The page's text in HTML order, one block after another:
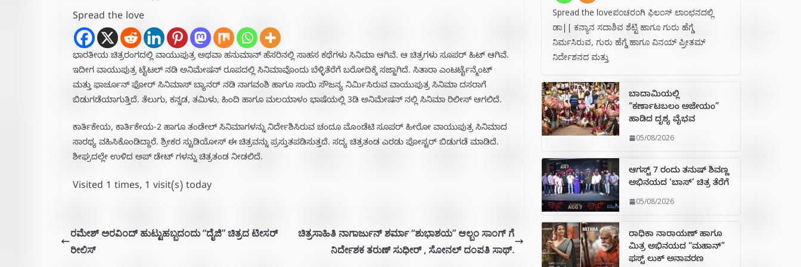
Spread the love
ಭಾರತೀಯ ಚಿತ್ರರಂಗದಲ್ಲಿ ವಾಯುಪುತ್ರ ಅಥವಾ ಹನುಮಾನ್ ಹೆಸರಿನಲ್ಲಿ ಸಾಹಸ ಕಥೆಗಳು ಸಿನಿಮಾ ಆಗಿವೆ. ಆ ಚಿತ್ರಗಳು ಸೂಪರ್ ಹಿಟ್ ಆಗಿವೆ.
ಇದೀಗ ವಾಯುಪುತ್ರ ಟೈಟಲ್ ನಡಿ ಅನಿಮೇಷನ್‌ ರೂಪದಲ್ಲಿ ಸಿನಿಮಾವೊಂದು ಬೆಳ್ಳಿತೆರೆಗೆ ಬರೋದಿಕ್ಕೆ ಸಜ್ಜಾಗಿದೆ. ಸಿತಾರಾ ಎಂಟರ್ಟೈನ್ಮೆಂಟ್
ಮತ್ತು ಫಾರ್ಚೂನ್ ಫೋರ್ ಸಿನಿಮಾಸ್ ಬ್ಯಾನರ್ ನಡಿ ನಾಗವಂಶಿ ಹಾಗೂ ಸಾಯಿ ಸೌಜನ್ಯ ನಿರ್ಮಿಸಿರುವ ವಾಯುಪುತ್ರ ಸಿನಿಮಾ ದಸರಾಗೆ
ಬಿಡುಗಡೆಯಾಗುತ್ತಿದೆ. ತೆಲುಗು, ಕನ್ನಡ, ತಮಿಳು, ಹಿಂದಿ ಹಾಗೂ ಮಲಯಾಳಂ ಭಾಷೆಯಲ್ಲಿ 3ಡಿ ಅನಿಮೇಷನ್‌ ನಲ್ಲಿ ಸಿನಿಮಾ ರಿಲೀಸ್ ಆಗಲಿದೆ.
ಕಾರ್ತಿಕೇಯ, ಕಾರ್ತಿಕೇಯ-2 ಹಾಗೂ ತಂಡೇಲ್ ಸಿನಿಮಾಗಳನ್ನು ನಿರ್ದೇಶಿಸಿರುವ ಚಂದೂ‌ ಮೊಂಡೆಟಿ ಸೂಪರ್ ಹೀರೋ ವಾಯುಪುತ್ರ ಸಿನಿಮಾದ
ಸಾರಥ್ಯ ವಹಿಸಿಕೊಂಡಿದ್ದಾರೆ. ಶ್ರೀಕರ ಸ್ಟುಡಿಯೋಸ್ ಈ ಚಿತ್ರವನ್ನು ಪ್ರಸ್ತುತಪಡಿಸುತ್ತದೆ. ಸದ್ಯ ಚಿತ್ರತಂಡ ಎರಡು ಪೋಸ್ಟರ್ ಬಿಡುಗಡೆ ಮಾಡಿದೆ.
ಶೀಘ್ರದಲ್ಲೇ ಉಳಿದ ಅಪ್ ಡೇಟ್ ಗಳನ್ನು ಚಿತ್ರತಂಡ ನೀಡಲಿದೆ.
Visited 1 times, 1 visit(s) today
ರಮೇಶ್ ಅರವಿಂದ್ ಹುಟ್ಟುಹಬ್ಬದಂದು‌ “ದೈಜಿ” ಚಿತ್ರದ ಟೀಸರ್
ರೀಲಿಸ್
ಚಿತ್ರಸಾಹಿತಿ ನಾಗಾರ್ಜುನ್ ಶರ್ಮಾ “ಶುಭಾಶಯ” ಆಲ್ಬಂ ಸಾಂಗ್ ಗೆ‌
ನಿರ್ದೇಶಕ ತರುಣ್ ಸುಧೀರ್ , ಸೋನಲ್ ದಂಪತಿ ಸಾಥ್.
Spread the loveಪಂಚರಂಗಿ ಫಿಲಂಸ್ ಲಾಂಛನದಲ್ಲಿ
ಡಾ|| ಕನ್ಯಾನ ಸದಾಶಿವ ಶೆಟ್ಟಿ ಹಾಗೂ ಗುರು ಹೆಗ್ಡೆ
ನಿರ್ಮಸಿರುವ, ಗುರು ಹೆಗ್ಡೆ ಹಾಗೂ ವಿನಯ್ ಪ್ರೀತಮ್
ನಿರ್ದೇಶನದ ಮತ್ತು
ಬಾದಾಮಿಯಲ್ಲಿ
“ಕರ್ಣಾಟಬಲಂ ಅಜೇಯಂ”
ಹಾಡಿದ ದೃಶ್ಯ ವೈಭವ
05/08/2026
ಆಗಸ್ಟ್ 7 ರಂದು ತನುಷ್ ಶಿವಣ್ಣ
ಅಭಿನಯದ ‘ಬಾಸ್’ ಚಿತ್ರ ತೆರೆಗೆ
05/08/2026
ರಾಧಿಕಾ ನಾರಾಯಣ್ ಹಾಗೂ
ಮಿತ್ರ ಅಭಿನಯದ “ಮಹಾನ್”
ಫಸ್ಟ್ ಲುಕ್ ಅನಾವರಣ